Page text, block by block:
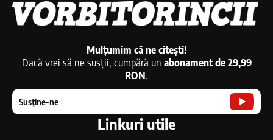
Mulțumim că ne citești!
Dacă vrei să ne susții, cumpără un abonament de 29,99
RON.
Susține-ne
Linkuri utile